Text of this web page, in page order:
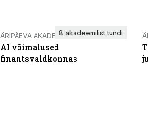
ÄRIPÄEVA AKADEEMIA
AI võimalused
finantsvaldkonnas
8 akadeemilist tundi